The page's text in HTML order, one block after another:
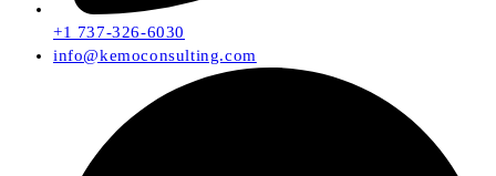
+1 737-326-6030
info@kemoconsulting.com